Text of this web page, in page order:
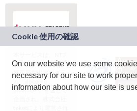
ドコモグループの新
規事業創出プログラ
ム「docomo
STARTUP」を通じて
On our website we use some
necessary for our site to work
information about how our site is